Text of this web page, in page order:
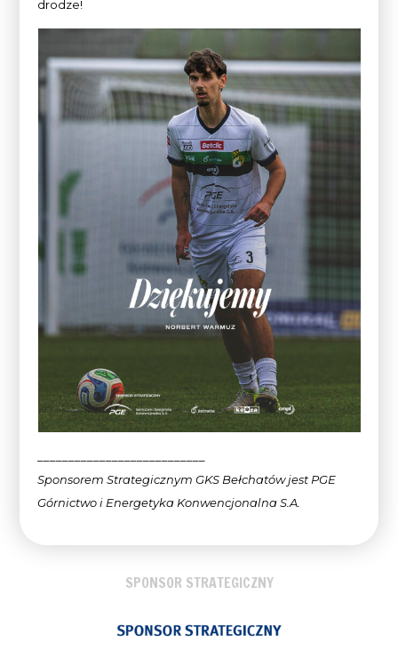
drodze!
Sponsorem Strategicznym GKS Bełchatów jest PGE
Górnictwo i Energetyka Konwencjonalna S.A.
SPONSOR STRATEGICZNY